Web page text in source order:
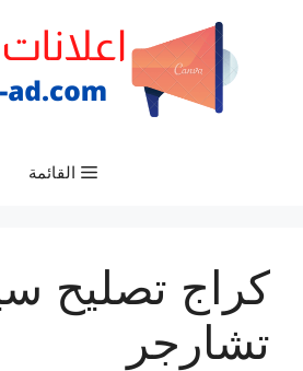
القائمة
كراج تصليح
تشارجر